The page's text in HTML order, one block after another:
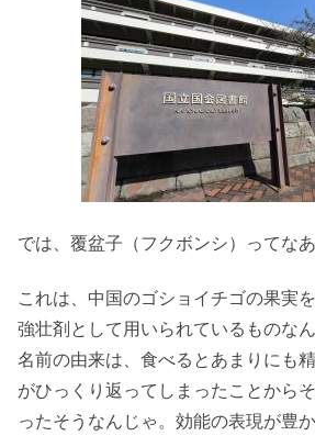
では、覆盆子（フクボンシ）ってな
これは、中国のゴショイチゴの果実
強壮剤として用いられているものな
名前の由来は、食べるとあまりにも
がひっくり返ってしまったことから
ったそうなんじゃ。効能の表現が豊